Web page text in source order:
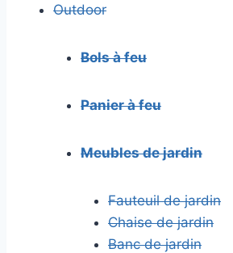
Outdoor
Bols à feu
Panier à feu
Meubles de jardin
Fauteuil de jardin
Chaise de jardin
Banc de jardin